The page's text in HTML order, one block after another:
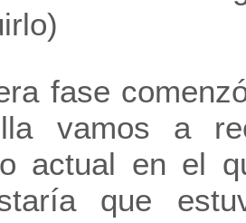
fase
vamos a
actual en el
que